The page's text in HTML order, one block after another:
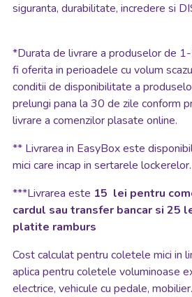
siguranta, durabilitate, incredere si
*Durata de livrare a produselor de
fi oferita in perioadele cu volum
conditii de disponibilitate a
prelungi pana la 30 de zile conform
livrare a comenzilor plasate online.
** Livrarea in EasyBox este
mici care incap in sertarele lockerelor.
***Livrarea este 15 lei pentru
cardul sau transfer bancar si 25
platite ramburs
Cost calculat pentru coletele mici in
aplica pentru coletele voluminoase
electrice, vehicule cu pedale,